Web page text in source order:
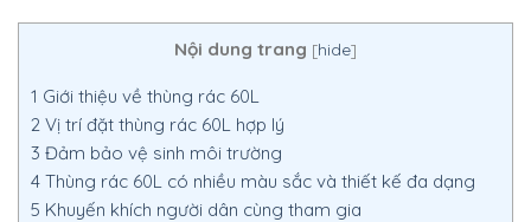
Nội dung trang [hide]
1 Giới thiệu về thùng rác 60L
2 Vị trí đặt thùng rác 60L hợp lý
3 Đảm bảo vệ sinh môi trường
4 Thùng rác 60L có nhiều màu sắc và thiết kế đa dạng
5 Khuyến khích người dân cùng tham gia